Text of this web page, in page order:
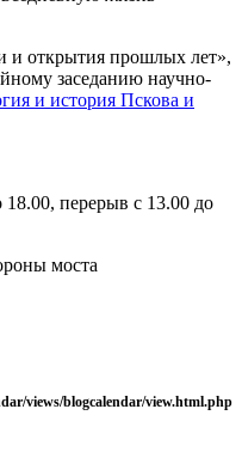
и открытия прошлых лет»,
заседанию научно-
и история Пскова и
перерыв с 13.00 до
моста
views/blogcalendar/view.html.php